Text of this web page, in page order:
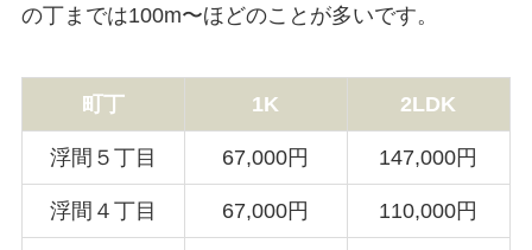
の丁までは100m〜ほどのことが多いです。
町丁 1K 2LDK
浮間５丁目 67,000円 147,000円
浮間４丁目 67,000円 110,000円